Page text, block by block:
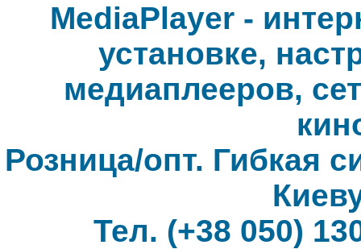
MediaPlayer -
установке,
медиаплееров,
Розница/опт. Гибкая
Тел. (+38 050)